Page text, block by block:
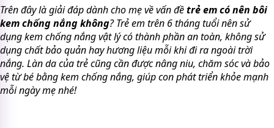
Trên đây là giải đáp dành cho mẹ về vấn đềtrẻ em có nên bôi
kem chống nắng không? Trẻ em trên 6 tháng tuổi nên sử
dụng kem chống nắng vật lý có thành phần an toàn, không sử
dụng chất bảo quản hay hương liệu mỗi khi đi ra ngoài trời
nắng. Làn da của trẻ cũng cần được nâng niu, chăm sóc và bảo
vệ từ bé bằng kem chống nắng, giúp con phát triển khỏe mạnh
mỗi ngày mẹ nhé!